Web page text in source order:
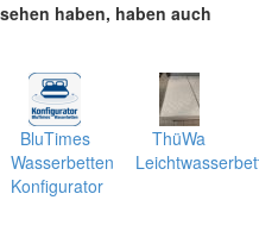
haben, haben auch
BluTimes
Wasserbetten
Konfigurator
ThüWa